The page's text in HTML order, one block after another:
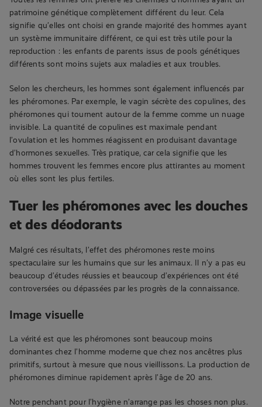
patrimoine génétique complètement différent du leur. Cela
signifie qu’elles ont choisi en grande majorité des hommes ayant
un système immunitaire différent, ce qui est très utile pour la
reproduction : les enfants de parents issus de pools génétiques
différents sont moins sujets aux maladies et aux troubles.
Selon les chercheurs, les hommes sont également influencés par
les phéromones. Par exemple, le vagin sécrète des copulines, des
phéromones qui tournent autour de la femme comme un nuage
invisible. La quantité de copulines est maximale pendant
l’ovulation et les hommes réagissent en produisant davantage
d’hormones sexuelles. Très pratique, car cela signifie que les
hommes trouvent les femmes encore plus attirantes au moment
où elles sont les plus fertiles.
Tuer les phéromones avec les douches
et des déodorants
Malgré ces résultats, l’effet des phéromones reste moins
spectaculaire sur les humains que sur les animaux. Il n’y a pas eu
beaucoup d’études réussies et beaucoup d’expériences ont été
controversées ou dépassées par les progrès de la connaissance.
Image visuelle
La vérité est que les phéromones sont beaucoup moins
dominantes chez l’homme moderne que chez nos ancêtres plus
primitifs, surtout à mesure que nous vieillissons. La production de
phéromones diminue rapidement après l’âge de 20 ans.
Notre penchant pour l’hygiène n’arrange pas les choses non plus.